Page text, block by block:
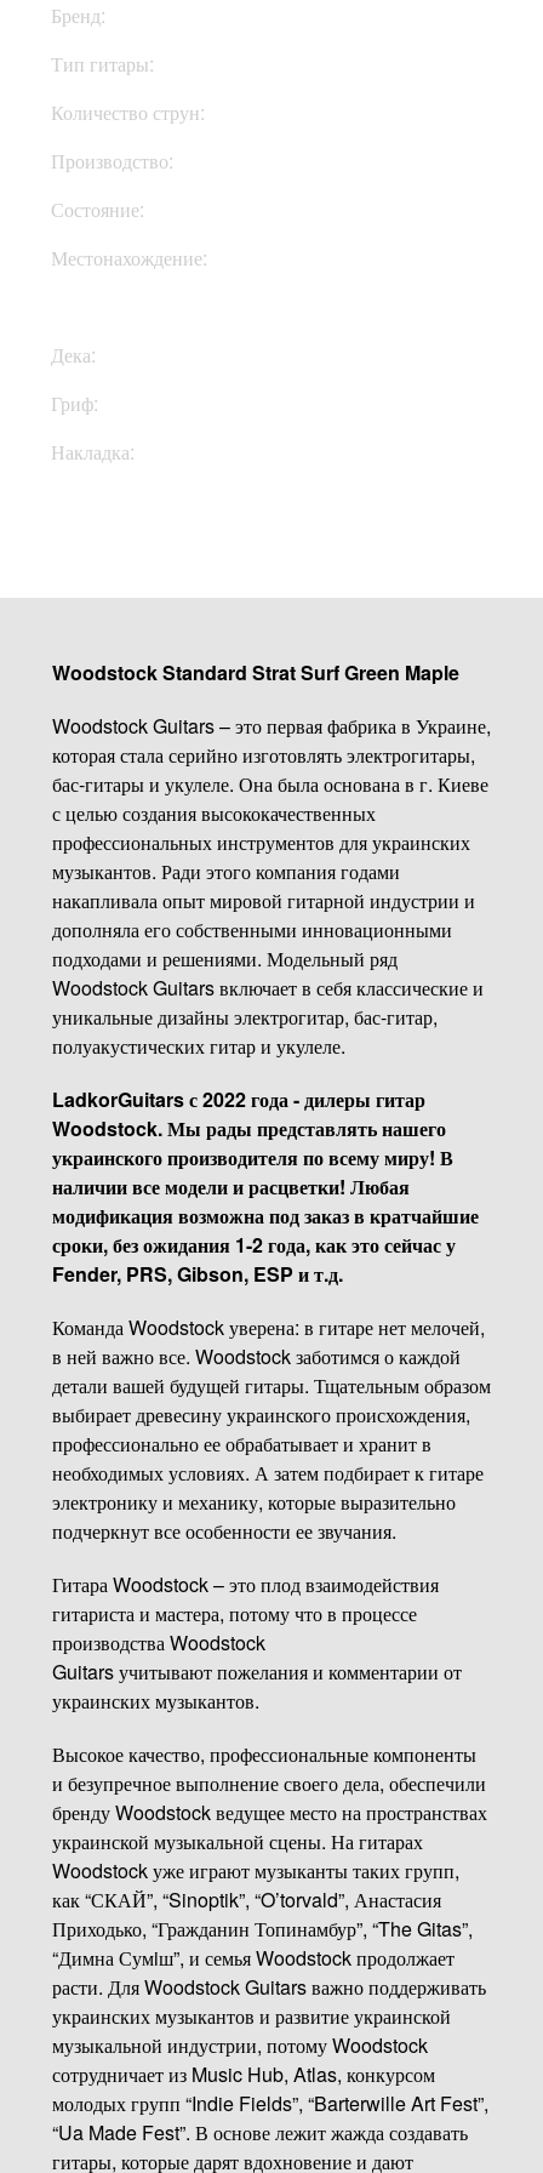
Бренд:
Тип гитары:
Количество струн:
Производство:
Состояние:
Местонахождение:
Дека:
Гриф:
Накладка:
Woodstock Standard Strat Surf Green Maple
Woodstock Guitars – это первая фабрика в Украине,
которая стала серийно изготовлять электрогитары,
бас-гитары и укулеле. Она была основана в г. Киеве
с целью создания высококачественных
профессиональных инструментов для украинских
музыкантов. Ради этого компания годами
накапливала опыт мировой гитарной индустрии и
дополняла его собственными инновационными
подходами и решениями. Модельный ряд
Woodstock Guitars включает в себя классические и
уникальные дизайны электрогитар, бас-гитар,
полуакустических гитар и укулеле.
LadkorGuitars с 2022 года - дилеры гитар
Woodstock. Мы рады представлять нашего
украинского производителя по всему миру! В
наличии все модели и расцветки! Любая
модификация возможна под заказ в кратчайшие
сроки, без ожидания 1-2 года, как это сейчас у
Fender, PRS, Gibson, ESP и т.д.
Команда Woodstock уверена: в гитаре нет мелочей,
в ней важно все. Woodstock заботимся о каждой
детали вашей будущей гитары. Тщательным образом
выбирает древесину украинского происхождения,
профессионально ее обрабатывает и хранит в
необходимых условиях. А затем подбирает к гитаре
электронику и механику, которые выразительно
подчеркнут все особенности ее звучания.
Гитара Woodstock – это плод взаимодействия
гитариста и мастера, потому что в процессе
производства Woodstock
Guitars учитывают пожелания и комментарии от
украинских музыкантов.
Высокое качество, профессиональные компоненты
и безупречное выполнение своего дела, обеспечили
бренду Woodstock ведущее место на пространствах
украинской музыкальной сцены. На гитарах
Woodstock уже играют музыканты таких групп,
как “СКАЙ”, “Sinoptik”, “O’torvald”, Анастасия
Приходько, “Гражданин Топинамбур”, “The Gitas”,
“Димна Сумiш”, и семья Woodstock продолжает
расти. Для Woodstock Guitars важно поддерживать
украинских музыкантов и развитие украинской
музыкальной индустрии, потому Woodstock
сотрудничает из Music Hub, Atlas, конкурсом
молодых групп “Indie Fields”, “Barterwille Art Fest”,
“Ua Made Fest”. В основе лежит жажда создавать
гитары, которые дарят вдохновение и дают